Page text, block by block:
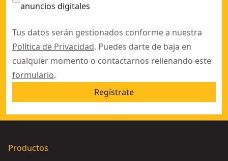
anuncios digitales
Tus datos serán gestionados conforme a nuestra
Política de Privacidad. Puedes darte de baja en
cualquier momento o contactarnos rellenando este
formulario.
Regístrate
Productos